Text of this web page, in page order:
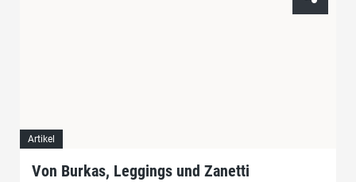
Artikel
Von Burkas, Leggings und Zanetti